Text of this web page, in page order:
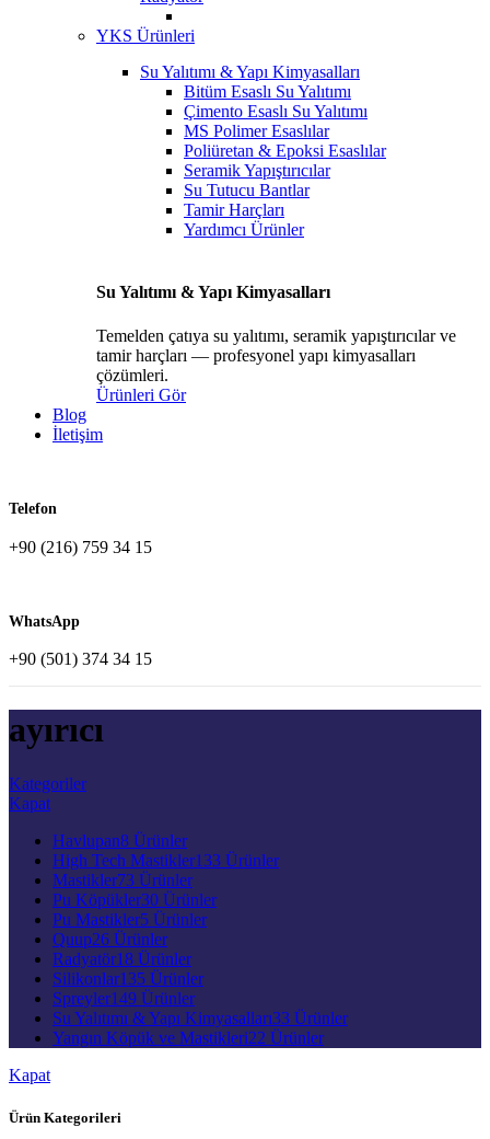
YKS Ürünleri
Su Yalıtımı & Yapı Kimyasalları
Bitüm Esaslı Su Yalıtımı
Çimento Esaslı Su Yalıtımı
MS Polimer Esaslılar
Poliüretan & Epoksi Esaslılar
Seramik Yapıştırıcılar
Su Tutucu Bantlar
Tamir Harçları
Yardımcı Ürünler
Su Yalıtımı & Yapı Kimyasalları
Temelden çatıya su yalıtımı, seramik yapıştırıcılar ve
tamir harçları — profesyonel yapı kimyasalları
çözümleri.
Ürünleri Gör
Blog
İletişim
Telefon
+90 (216) 759 34 15
WhatsApp
+90 (501) 374 34 15
ayırıcı
Kategoriler
Kapat
Havlupan8 Ürünler
High Tech Mastikler133 Ürünler
Mastikler73 Ürünler
Pu Köpükler30 Ürünler
Pu Mastikler5 Ürünler
Quup26 Ürünler
Radyatör18 Ürünler
Silikonlar135 Ürünler
Spreyler149 Ürünler
Su Yalıtımı & Yapı Kimyasalları33 Ürünler
Yangın Köpük ve Mastikleri22 Ürünler
Kapat
Ürün Kategorileri